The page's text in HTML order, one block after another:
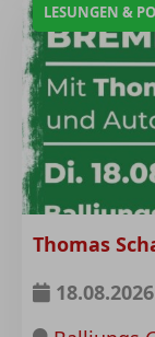
LESUNGEN &
Thomas
18.08.2026